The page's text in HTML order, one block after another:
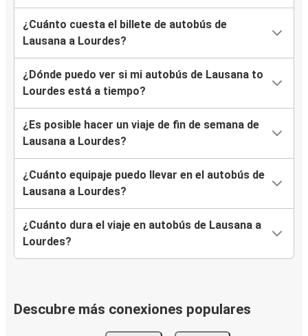
¿Cuánto cuesta el billete de autobús de
Lausana a Lourdes?
¿Dónde puedo ver si mi autobús de Lausana to
Lourdes está a tiempo?
¿Es posible hacer un viaje de fin de semana de
Lausana a Lourdes?
¿Cuánto equipaje puedo llevar en el autobús de
Lausana a Lourdes?
¿Cuánto dura el viaje en autobús de Lausana a
Lourdes?
Descubre más conexiones populares